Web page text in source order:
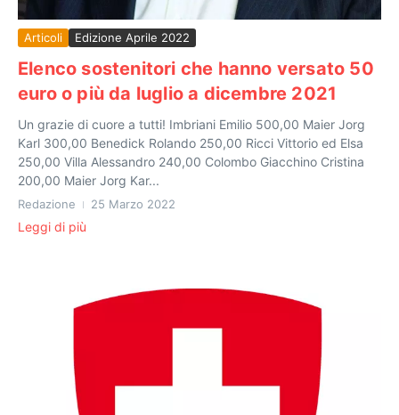
Articoli Edizione Aprile 2022
Elenco sostenitori che hanno versato 50
euro o più da luglio a dicembre 2021
Un grazie di cuore a tutti! Imbriani Emilio 500,00 Maier Jorg
Karl 300,00 Benedick Rolando 250,00 Ricci Vittorio ed Elsa
250,00 Villa Alessandro 240,00 Colombo Giacchino Cristina
200,00 Maier Jorg Kar...
Redazione 25 Marzo 2022
Leggi di più